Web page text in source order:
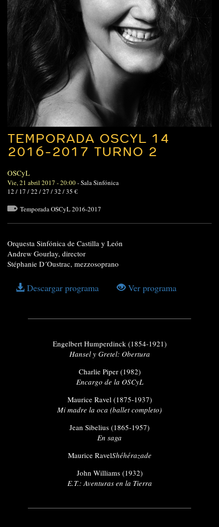
TEMPORADA OSCYL 14
2016-2017 TURNO 2
OSCyL
Vie, 21 abril 2017 - 20:00-Sala Sinfónica
12 / 17 / 22 / 27 / 32 / 35 €
Temporada OSCyL 2016-2017
Orquesta Sinfónica de Castilla y León
Andrew Gourlay, director
Stéphanie D´Oustrac, mezzosoprano
Descargar programa Ver programa
Engelbert Humperdinck (1854-1921)
Hansel y Gretel: Obertura
Charlie Piper (1982)
Encargo de la OSCyL
Maurice Ravel (1875-1937)
Mi madre la oca (ballet completo)
Jean Sibelius (1865-1957)
En saga
Maurice RavelShéhérazade
John Williams (1932)
E.T.: Aventuras en la Tierra